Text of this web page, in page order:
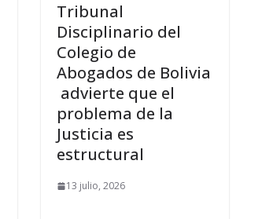
Tribunal
Disciplinario del
Colegio de
Abogados de Bolivia
advierte que el
problema de la
Justicia es
estructural
13 julio, 2026